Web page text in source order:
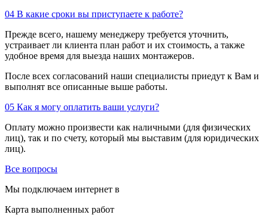
04 В какие сроки вы приступаете к работе?
Прежде всего, нашему менеджеру требуется уточнить,
устраивает ли клиента план работ и их стоимость, а также
удобное время для выезда наших монтажеров.
После всех согласований наши специалисты приедут к Вам и
выполнят все описанные выше работы.
05 Как я могу оплатить ваши услуги?
Оплату можно произвести как наличными (для физических
лиц), так и по счету, который мы выставим (для юридических
лиц).
Все вопросы
Мы подключаем интернет в
Карта выполненных работ